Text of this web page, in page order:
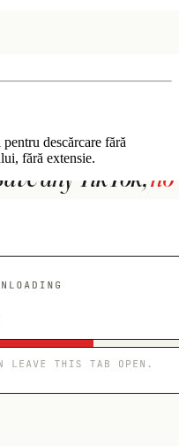
descărcare fără
fără extensie.